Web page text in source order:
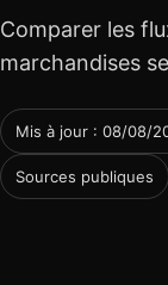
Comparer les
marchandises
Mis à jour : 08/08/
Sources publiques